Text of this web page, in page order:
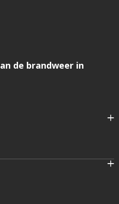
de brandweer in